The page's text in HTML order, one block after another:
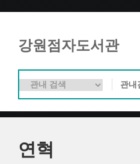
강원점자도서관
연혁